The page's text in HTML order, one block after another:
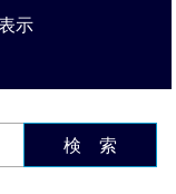
示
検 索